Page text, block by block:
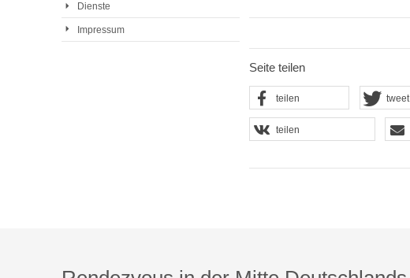
Seite teilen
teilen tweet
teilen
Dienste
Impressum